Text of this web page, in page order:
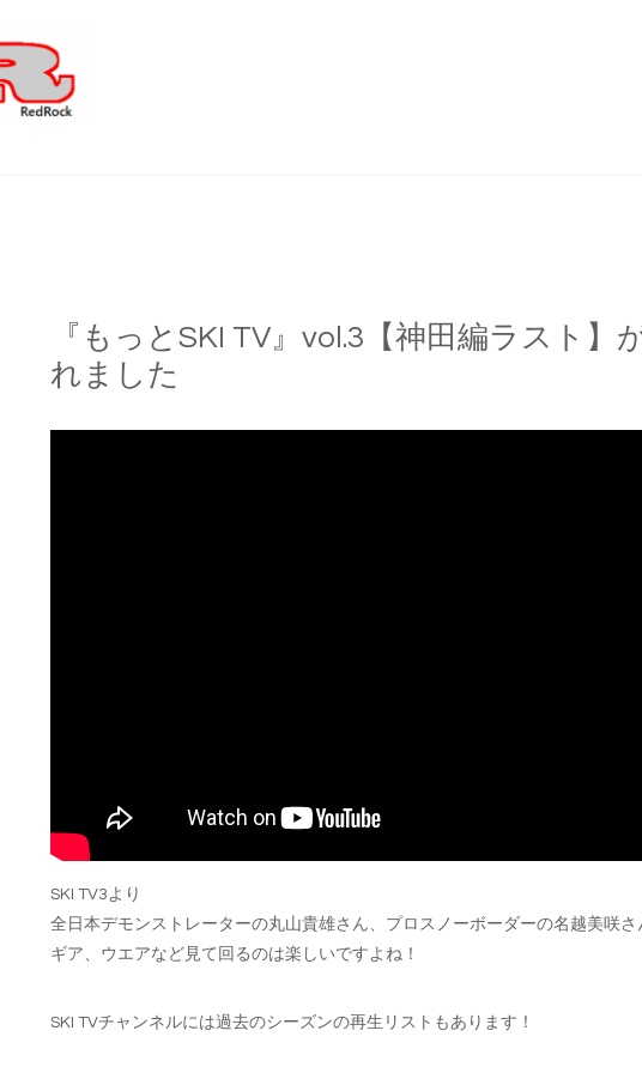
『もっとSKI TV』vol.3【神田編ラスト】
れました
SKI TV3より
全日本デモンストレーターの丸山貴雄さん、プロスノーボーダーの名越美咲さ
ギア、ウエアなど見て回るのは楽しいですよね！
SKI TVチャンネルには過去のシーズンの再生リストもあります！